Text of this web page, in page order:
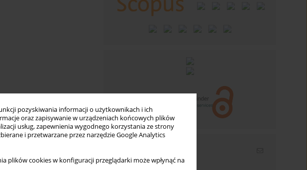
pozyskiwania informacji o użytkownikach i ich
oraz zapisywanie w urządzeniach końcowych plików
usług, zapewnienia wygodnego korzystania ze strony
i przetwarzane przez narzędzie Google Analytics
plików cookies w konfiguracji przeglądarki może wpłynąć na